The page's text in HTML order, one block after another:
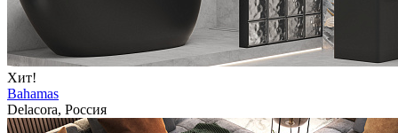
Хит!
Bahamas
Delacora, Россия